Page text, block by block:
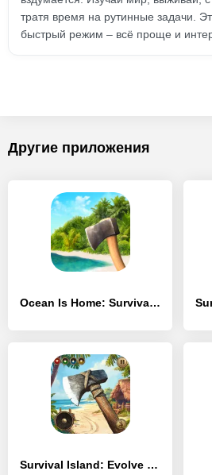
тратя время на рутинные задачи.
быстрый режим – всё проще и
Другие приложения
Ocean Is Home: Survival Island
Survival Island: Evolve PRO